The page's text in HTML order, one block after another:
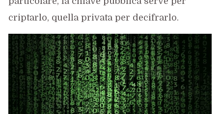
criptarlo, quella privata per decifrarlo.